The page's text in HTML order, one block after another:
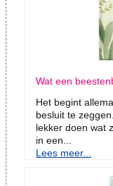
Wat een
Het begint
besluit te
lekker doen wat
in een...
Lees meer...